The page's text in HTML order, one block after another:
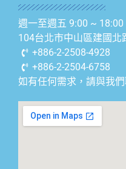
週一至週五 9:00 ~ 18:00
104台北市中山區建國北
+886-2-2508-4928
+886-2-2504-6758
如有任何需求，請與我